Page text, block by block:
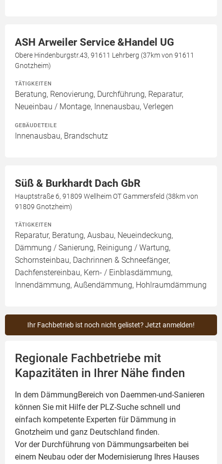
ASH Arweiler Service &Handel UG
Obere Hindenburgstr.43, 91611 Lehrberg (37km von 91611
Gnotzheim)
TÄTIGKEITEN
Beratung, Renovierung, Durchführung, Reparatur,
Neueinbau / Montage, Innenausbau, Verlegen
GEBÄUDETEILE
Innenausbau, Brandschutz
Süß & Burkhardt Dach GbR
Hauptstraße 6, 91809 Wellheim OT Gammersfeld (38km von
91809 Gnotzheim)
TÄTIGKEITEN
Reparatur, Beratung, Ausbau, Neueindeckung,
Dämmung / Sanierung, Reinigung / Wartung,
Schornsteinbau, Dachrinnen & Schneefänger,
Dachfenstereinbau, Kern- / Einblasdämmung,
Innendämmung, Außendämmung, Hohlraumdämmung
Ihr Fachbetrieb ist noch nicht gelistet? Jetzt anmelden!
Regionale Fachbetriebe mit
Kapazitäten in Ihrer Nähe finden
In dem DämmungBereich von Daemmen-und-Sanieren
können Sie mit Hilfe der PLZ-Suche schnell und
einfach kompetente Experten für Dämmung in
Gnotzheim und ganz Deutschland finden.
Vor der Durchführung von Dämmungsarbeiten bei
einem Neubau oder der Modernisierung Ihres Hauses